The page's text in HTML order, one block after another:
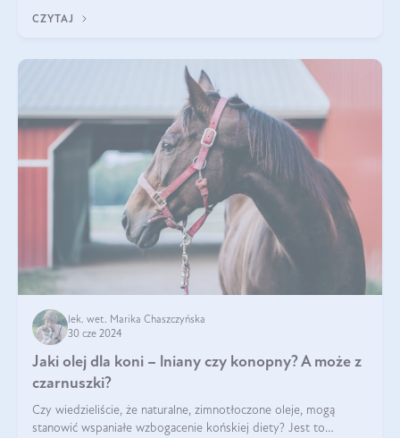
CZYTAJ
lek. wet. Marika Chaszczyńska
30 cze 2024
Jaki olej dla koni – lniany czy konopny? A może z
czarnuszki?
Czy wiedzieliście, że naturalne, zimnotłoczone oleje, mogą
stanowić wspaniałe wzbogacenie końskiej diety? Jest to